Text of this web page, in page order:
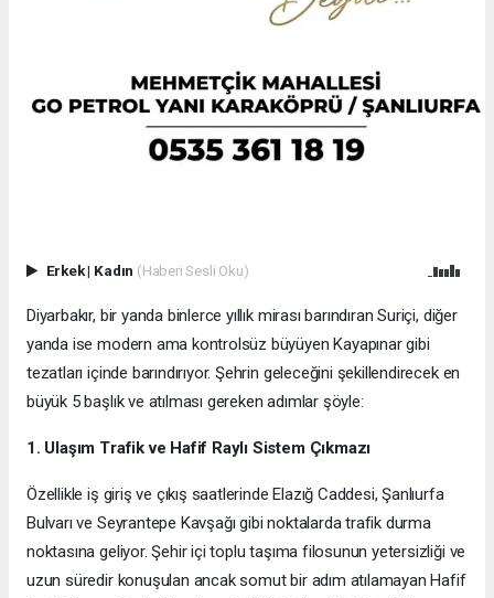
Erkek| Kadın (Haberi Sesli Oku)
Diyarbakır, bir yanda binlerce yıllık mirası barındıran Suriçi, diğer
yanda ise modern ama kontrolsüz büyüyen Kayapınar gibi
tezatları içinde barındırıyor. Şehrin geleceğini şekillendirecek en
büyük 5 başlık ve atılması gereken adımlar şöyle:
1. Ulaşım Trafik ve Hafif Raylı Sistem Çıkmazı
Özellikle iş giriş ve çıkış saatlerinde Elazığ Caddesi, Şanlıurfa
Bulvarı ve Seyrantepe Kavşağı gibi noktalarda trafik durma
noktasına geliyor. Şehir içi toplu taşıma filosunun yetersizliği ve
uzun süredir konuşulan ancak somut bir adım atılamayan Hafif